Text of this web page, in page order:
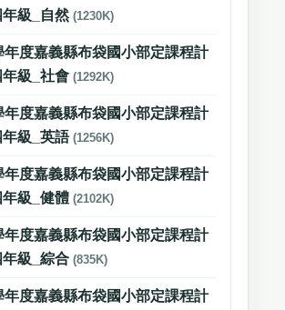
年級_自然(1230K)
年度嘉義縣布袋國小部定課程計
年級_社會(1292K)
年度嘉義縣布袋國小部定課程計
年級_英語(1256K)
年度嘉義縣布袋國小部定課程計
年級_健體(2102K)
年度嘉義縣布袋國小部定課程計
年級_綜合(835K)
年度嘉義縣布袋國小部定課程計